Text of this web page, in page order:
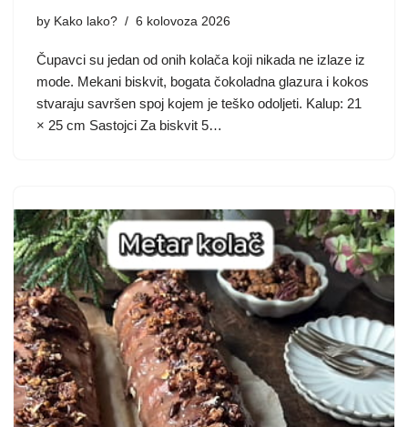
by Kako lako? 6 kolovoza 2026
Čupavci su jedan od onih kolača koji nikada ne izlaze iz
mode. Mekani biskvit, bogata čokoladna glazura i kokos
stvaraju savršen spoj kojem je teško odoljeti. Kalup: 21
× 25 cm Sastojci Za biskvit 5…